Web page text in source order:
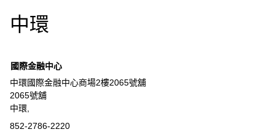
中環
國際金融中心
中環國際金融中心商場2樓2065號舖
2065號舖
中環,
852-2786-2220